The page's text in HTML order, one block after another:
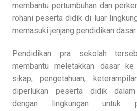
membantu pertumbuhan dan
rohani peserta didik di luar
memasuki jenjang pendidikan dasar.
Pendidikan pra sekolah
membantu meletakkan dasar ke
sikap, pengetahuan,
diperlukan peserta didik
dengan lingkungan untuk